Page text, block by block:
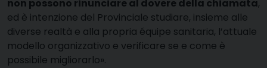
non possono rinunciare al dovere della chiamata,
ed è intenzione del Provinciale studiare, insieme alle
diverse realtà e alla propria équipe sanitaria, l’attuale
modello organizzativo e verificare se e come è
possibile migliorarlo».